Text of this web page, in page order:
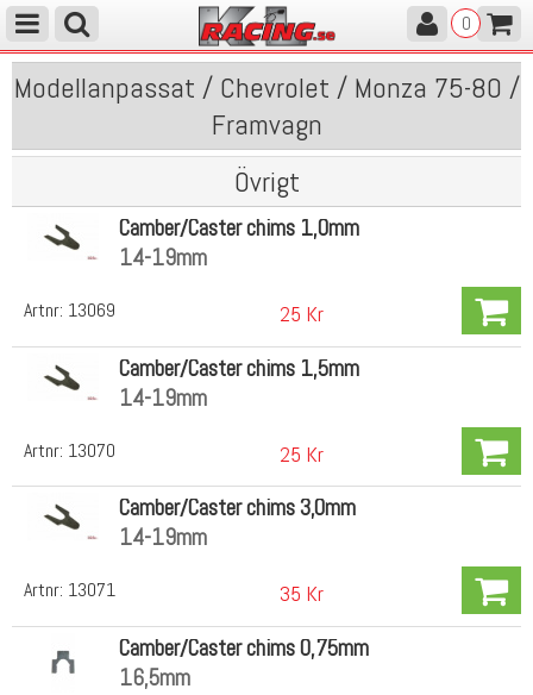
0
Modellanpassat / Chevrolet / Monza 75-80 /
Framvagn
Övrigt
Artnr: 13069
Camber/Caster chims 1,0mm
14-19mm
25 Kr
Artnr: 13070
Camber/Caster chims 1,5mm
14-19mm
25 Kr
Artnr: 13071
Camber/Caster chims 3,0mm
14-19mm
35 Kr
Camber/Caster chims 0,75mm
16,5mm